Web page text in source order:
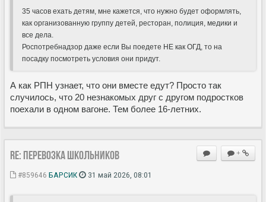
35 часов ехать детям, мне кажется, что нужно будет оформлять,
как организованную группу детей, ресторан, полиция, медики и
все дела.
Роспотребнадзор даже если Вы поедете НЕ как ОГД, то на
посадку посмотреть условия они придут.
А как РПН узнает, что они вместе едут? Просто так
случилось, что 20 незнакомых друг с другом подростков
поехали в одном вагоне. Тем более 16-летних.
+
Re: Перевозка школьников
#859646 БАРСИК 31 май 2026, 08:01